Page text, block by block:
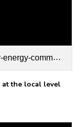
at-the-local-level.pdf
at the local level